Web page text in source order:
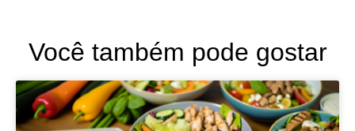
Você também pode gostar